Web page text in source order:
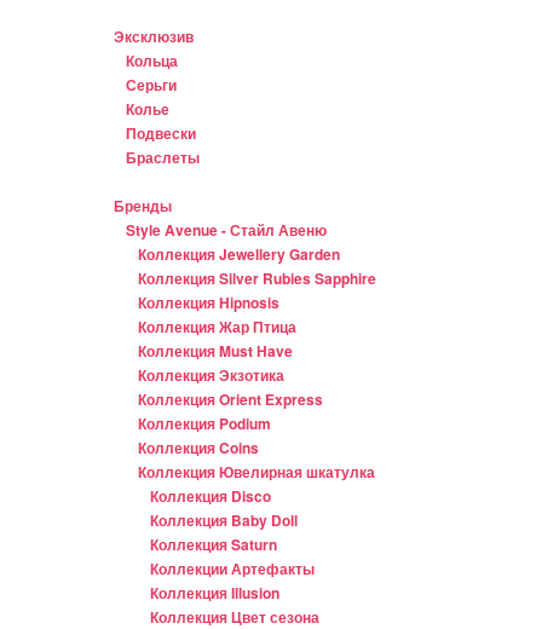
Эксклюзив
Кольца
Серьги
Колье
Подвески
Браслеты
Бренды
Style Avenue - Стайл Авеню
Коллекция Jewellery Garden
Коллекция Silver Rubies Sapphire
Коллекция Hipnosis
Коллекция Жар Птица
Коллекция Must Have
Коллекция Экзотика
Коллекция Orient Express
Коллекция Podium
Коллекция Coins
Коллекция Ювелирная шкатулка
Коллекция Disco
Коллекция Baby Doll
Коллекция Saturn
Коллекции Артефакты
Коллекция Illusion
Коллекция Цвет сезона